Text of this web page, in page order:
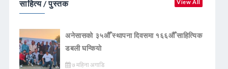
साहित्य / पुस्तक View All
अनेसासको ३५औँ स्थापना दिवसमा १६६औँ साहित्यिक
डबली घन्कियाे
७ महिना अगाडि